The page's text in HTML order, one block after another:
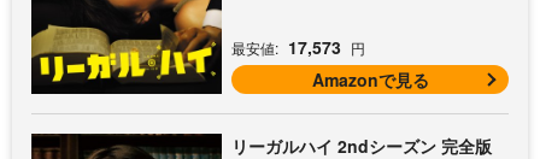
最安値: 17,573 円
Amazonで見る
リーガルハイ 2ndシーズン 完全版